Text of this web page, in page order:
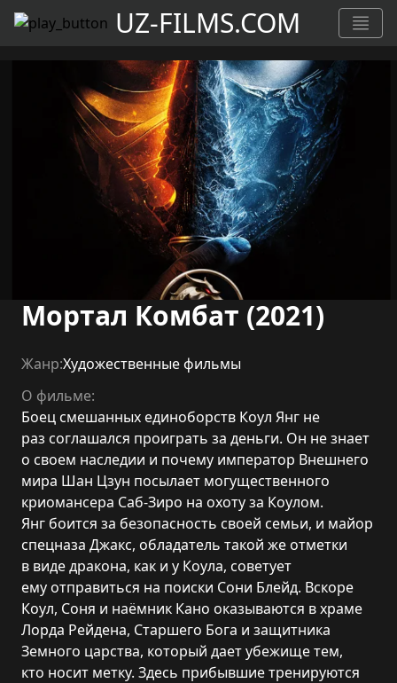
UZ-FILMS.COM
Мортал Комбат (2021)
Жанр:Художественные фильмы
О фильме:
Боец смешанных единоборств Коул Янг не
раз соглашался проиграть за деньги. Он не знает
о своем наследии и почему император Внешнего
мира Шан Цзун посылает могущественного
криомансера Саб-Зиро на охоту за Коулом.
Янг боится за безопасность своей семьи, и майор
спецназа Джакс, обладатель такой же отметки
в виде дракона, как и у Коула, советует
ему отправиться на поиски Сони Блейд. Вскоре
Коул, Соня и наёмник Кано оказываются в храме
Лорда Рейдена, Старшего Бога и защитника
Земного царства, который дает убежище тем,
кто носит метку. Здесь прибывшие тренируются